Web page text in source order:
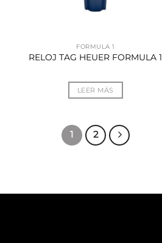
FORMULA 1
RELOJ TAG HEUER FORMULA 1
LEER MÁS
1 2